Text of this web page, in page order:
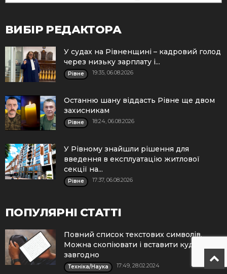
ВИБІР РЕДАКТОРА
У судах на Рівненщині – кадровий голод
через низьку зарплату і...
Рівне 19:35, 06.08.2026
Останню шану віддасть Рівне ще двом
захисникам
Рівне 18:24, 06.08.2026
У Рівному знайшли рішення для
введення в експлуатацію житлової
секції на...
Рівне 17:37, 06.08.2026
ПОПУЛЯРНІ СТАТТІ
Повний список текстових символів.
Можна скопіювати і вставити куди
завгодно
Техніка/Наука 17:49, 28.02.2024